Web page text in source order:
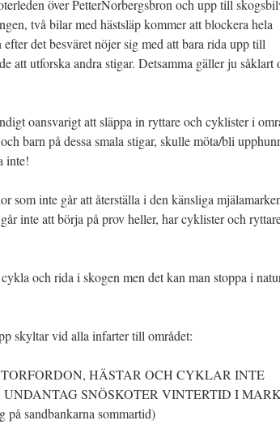
över PetterNorbergsbron och upp till
två bilar med hästsläp kommer att blockera hela
det besväret nöjer sig med att bara rida upp till
att utforska andra stigar. Detsamma gäller ju såklart
oansvarigt att släppa in ryttare och cyklister i
barn på dessa smala stigar, skulle möta/bli
inte!
som inte går att återställa i den känsliga
inte att börja på prov heller, har cyklister och
och rida i skogen men det kan man stoppa i
skyltar vid alla infarter till området:
HÄSTAR OCH CYKLAR INTE
SNÖSKOTER VINTERTID I
sandbankarna sommartid)